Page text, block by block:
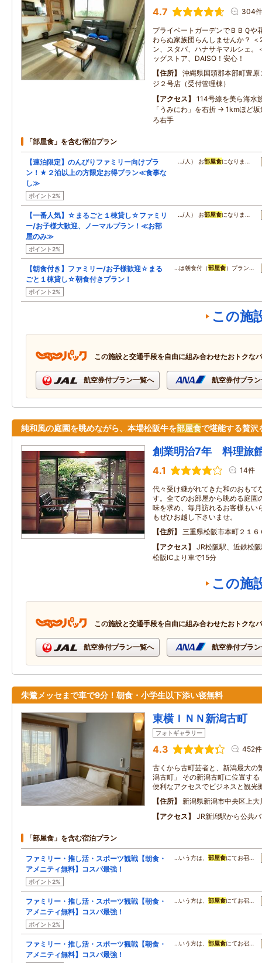
4.7 304件
プライベートガーデンでＢＢＱや
わらぬ家族団らんしませんか？
ン、スタバ、ハナサキマルシェ。
ッグストア、DAISO！安心！
住所
沖縄県国頭郡本部町豊
ジ２号店（受付管理棟）
アクセス
114号線を美ら海水
「うみにわ」を右折 → 1kmほど
ろ右手
「部屋食」を含む宿泊プラン
【連泊限定】のんびりファミリー向けプラ
ン！★２泊以上の方限定お得プラン≪食事な
し≫
ポイント2%
…/人） お部屋食になりま…
【一番人気】☆まるごと１棟貸し☆ファミリ
ー/お子様大歓迎、ノーマルプラン！≪お部
屋のみ≫
ポイント2%
…/人） お部屋食になりま…
【朝食付き】ファミリー/お子様歓迎☆まる
ごと１棟貸し☆朝食付きプラン！
ポイント2%
…は朝食付（部屋食）プラン…
この施
この施設と交通手段を自由に組み合わせたおトクな
航空券付プラン一覧へ 航空券付プラ
純和風の庭園を眺めながら、本場松阪牛を部屋食で堪能する贅沢
創業明治7年 料理旅
4.1 14件
代々受け継がれてきた和のおもて
す。全てのお部屋から眺める庭園
味を求め、毎月訪れるお客様もい
もぜひお越し下さいませ。
住所
三重県松阪市本町２１６
アクセス
JR松阪駅、近鉄松
松阪ICより車で15分
この施
この施設と交通手段を自由に組み合わせたおトクな
航空券付プラン一覧へ 航空券付プラ
朱鷺メッセまで車で9分！朝食・小学生以下添い寝無料
東横ＩＮＮ新潟古町
フォトギャラリー
4.3 452件
古くから古町芸者と、新潟最大の
潟古町」 その新潟古町に位置す
便利なアクセスでビジネスと観光
住所
新潟県新潟市中央区上
アクセス
JR新潟駅から公共
「部屋食」を含む宿泊プラン
ファミリー・推し活・スポーツ観戦【朝食・
アメニティ無料】コスパ最強！
ポイント2%
…いう方は、 部屋食にてお召…
ファミリー・推し活・スポーツ観戦【朝食・
アメニティ無料】コスパ最強！
ポイント2%
…いう方は、 部屋食にてお召…
ファミリー・推し活・スポーツ観戦【朝食・
アメニティ無料】コスパ最強！
…いう方は、 部屋食にてお召…